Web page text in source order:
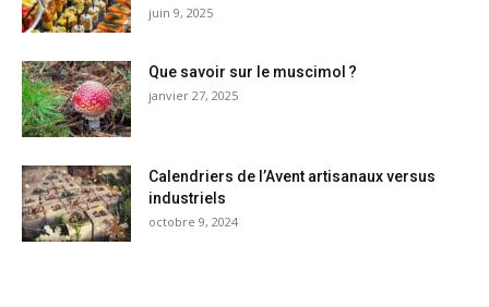
juin 9, 2025
Que savoir sur le muscimol ?
janvier 27, 2025
Calendriers de l’Avent artisanaux versus
industriels
octobre 9, 2024